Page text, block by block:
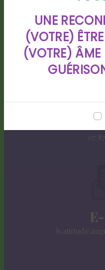
UNE
(VOTRE)
(VOTRE) ÂME
88 chemin de
CHIOULEBEN,
07